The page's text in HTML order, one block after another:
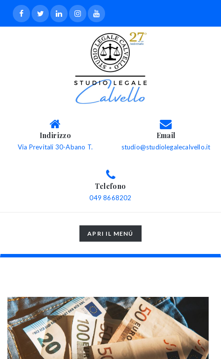
Indirizzo
Via Previtali 30-Abano T.
Email
studio@studiolegalecalvello.it
Telefono
049 8668202
TOGGLE
NAVIGATION
APRI IL MENÚ